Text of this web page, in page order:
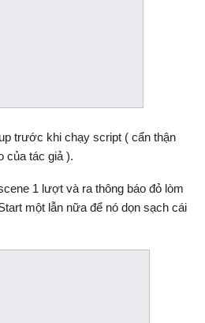
trước khi chạy script ( cẩn thận
của tác giả ).
1 lượt và ra thông báo đỏ lòm
một lẫn nữa để nó dọn sạch cái